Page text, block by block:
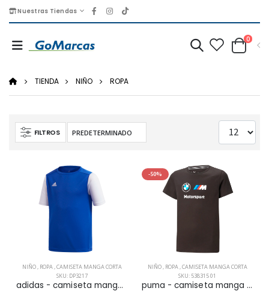
Nuestras Tiendas
0
TIENDA NIÑO ROPA
FILTROS
NIÑO, ROPA,CAMISETA MANGA CORTA
SKU: DP3217
adidas - camiseta manga corta estro 19 jsy para niño junior
-50%
NIÑO, ROPA,CAMISETA MANGA CORTA
SKU: 538315 01
puma - camiseta manga corta bmw mms ess logo tee para niño junior